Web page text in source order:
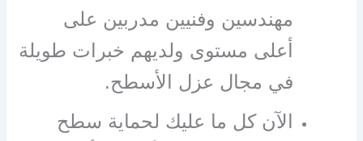
مهندسين وفنيين مدربين على
أعلى مستوى ولديهم خبرات طويلة
في مجال عزل الأسطح.
الآن كل ما عليك لحماية سطح